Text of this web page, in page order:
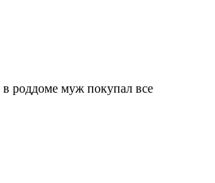
роддоме муж покупал все